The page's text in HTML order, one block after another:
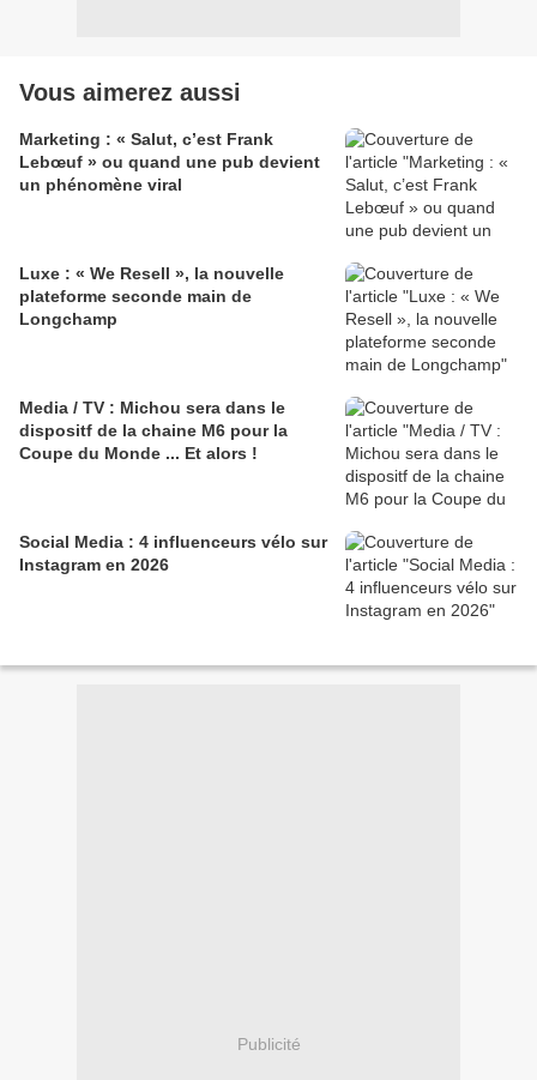
Vous aimerez aussi
Marketing : « Salut, c’est Frank
Lebœuf » ou quand une pub devient
un phénomène viral
Luxe : « We Resell », la nouvelle
plateforme seconde main de
Longchamp
Media / TV : Michou sera dans le
dispositf de la chaine M6 pour la
Coupe du Monde ... Et alors !
Social Media : 4 influenceurs vélo sur
Instagram en 2026
Publicité